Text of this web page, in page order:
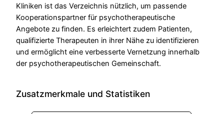
Kliniken ist das Verzeichnis nützlich, um passende
Kooperationspartner für psychotherapeutische
Angebote zu finden. Es erleichtert zudem Patienten,
qualifizierte Therapeuten in ihrer Nähe zu identifizieren
und ermöglicht eine verbesserte Vernetzung innerhalb
der psychotherapeutischen Gemeinschaft.
Zusatzmerkmale und Statistiken